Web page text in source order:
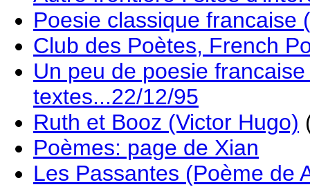
Poesie classique francaise
Club des Poètes, French
Un peu de poesie
textes...22/12/95
Ruth et Booz (Victor Hugo)
Poèmes: page de Xian
Les Passantes (Poème de